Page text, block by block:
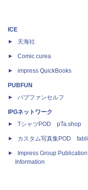
ICE
天海社
Comic curea
impress QuickBooks
PUBFUN
パブファンセルフ
IPGネットワーク
TシャツPOD pTa.shop
カスタム写真集POD fabli
Impress Group Publication
Information